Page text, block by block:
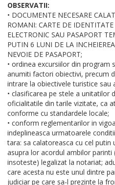
OBSERVATII:
• DOCUMENTE NECESARE
ROMANI: CARTE DE
ELECTRONIC SAU PASAPORT
PUTIN 6 LUNI DE LA
NEVOIE DE PASAPORT;
• ordinea excursiilor din
anumiti factori obiectivi, precum
intrare la obiectivele turistice
• clasificarea pe stele a unitatilor
oficialitatile din tarile vizitate, ca
conforme cu standardele locale;
• conform reglementarilor in
indeplineasca urmatoarele
tara: sa calatoreasca cu cel putin
asupra lor acordul ambilor parinti
insoteste) legalizat la notariat;
care acesta nu este unul dintre
judiciar pe care sa-l prezinte la